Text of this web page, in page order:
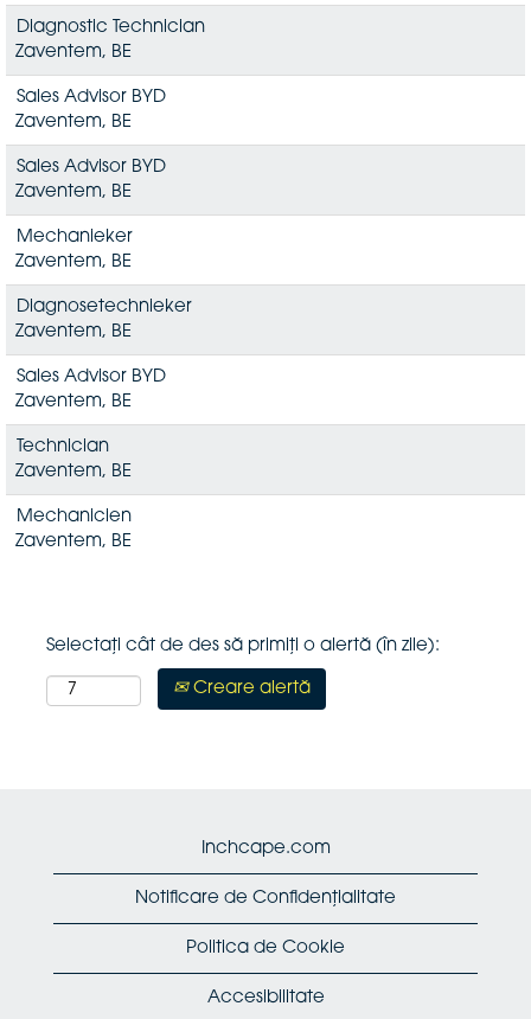
Diagnostic Technician
Zaventem, BE
Sales Advisor BYD
Zaventem, BE
Sales Advisor BYD
Zaventem, BE
Mechanieker
Zaventem, BE
Diagnosetechnieker
Zaventem, BE
Sales Advisor BYD
Zaventem, BE
Technician
Zaventem, BE
Mechanicien
Zaventem, BE
Selectați cât de des să primiți o alertă (în zile):
Creare alertă
Inchcape.com
Notificare de Confidențialitate
Politica de Cookie
Accesibilitate